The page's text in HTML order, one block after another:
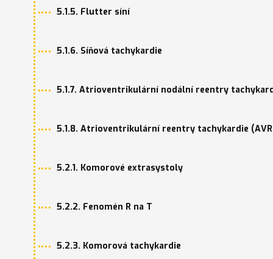
5.1.5. Flutter síní
5.1.6. Síňová tachykardie
5.1.7. Atrioventrikulární nodální reentry
5.1.8. Atrioventrikulární reentry tachykardie
5.2.1. Komorové extrasystoly
5.2.2. Fenomén R na T
5.2.3. Komorová tachykardie